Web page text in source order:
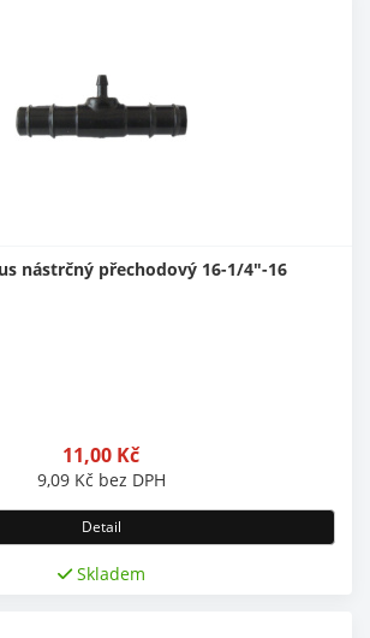
nástrčný přechodový 16-1/4"-16
11,00 Kč
9,09 Kč bez DPH
Detail
Skladem